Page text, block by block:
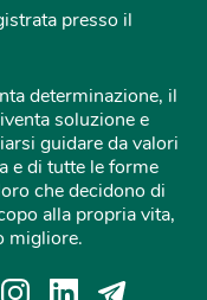
presso il
determinazione, il
soluzione e
guidare da valori
e di tutte le forme
che decidono di
alla propria vita,
migliore.